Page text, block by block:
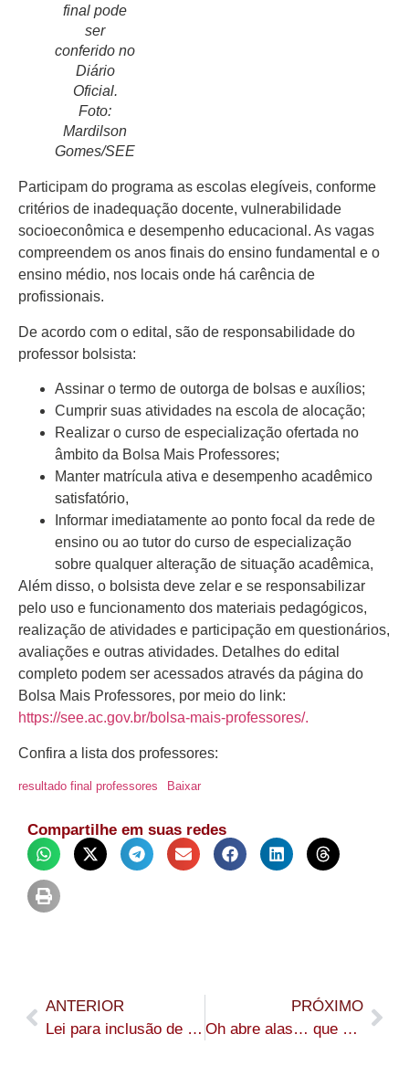
final pode
ser
conferido no
Diário
Oficial.
Foto:
Mardilson
Gomes/SEE
Participam do programa as escolas elegíveis, conforme
critérios de inadequação docente, vulnerabilidade
socioeconômica e desempenho educacional. As vagas
compreendem os anos finais do ensino fundamental e o
ensino médio, nos locais onde há carência de
profissionais.
De acordo com o edital, são de responsabilidade do
professor bolsista:
Assinar o termo de outorga de bolsas e auxílios;
Cumprir suas atividades na escola de alocação;
Realizar o curso de especialização ofertada no
âmbito da Bolsa Mais Professores;
Manter matrícula ativa e desempenho acadêmico
satisfatório,
Informar imediatamente ao ponto focal da rede de
ensino ou ao tutor do curso de especialização
sobre qualquer alteração de situação acadêmica,
Além disso, o bolsista deve zelar e se responsabilizar
pelo uso e funcionamento dos materiais pedagógicos,
realização de atividades e participação em questionários,
avaliações e outras atividades. Detalhes do edital
completo podem ser acessados através da página do
Bolsa Mais Professores, por meio do link:
https://see.ac.gov.br/bolsa-mais-professores/.
Confira a lista dos professores:
resultado final professores Baixar
Compartilhe em suas redes
ANTERIOR
Lei para inclusão de programas de compra para fortalecimento da indústria do café é sancionada
PRÓXIMO
Oh abre alas… que eu vou descansar!